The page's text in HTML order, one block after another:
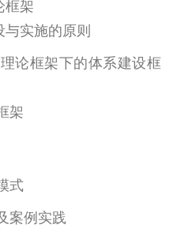
框架
与实施的原则
论框架下的体系建设框
架
式
案例实践